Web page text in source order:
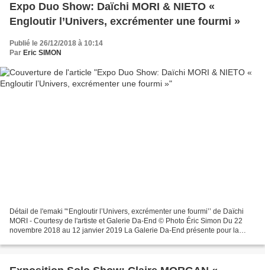
Expo Duo Show: Daïchi MORI & NIETO «
Engloutir l’Univers, excrémenter une fourmi »
Publié le 26/12/2018 à 10:14
Par Eric SIMON
Détail de l'emaki "‘Engloutir l’Univers, excrémenter une fourmi’’ de Daïchi
MORI - Courtesy de l'artiste et Galerie Da-End © Photo Éric Simon Du 22
novembre 2018 au 12 janvier 2019 La Galerie Da-End présente pour la